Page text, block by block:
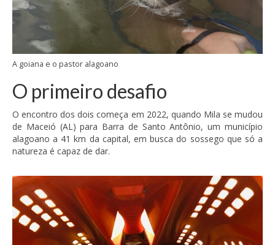
A goiana e o pastor alagoano
O primeiro desafio
O encontro dos dois começa em 2022, quando Mila se mudou
de Maceió (AL) para Barra de Santo Antônio, um município
alagoano a 41 km da capital, em busca do sossego que só a
natureza é capaz de dar.